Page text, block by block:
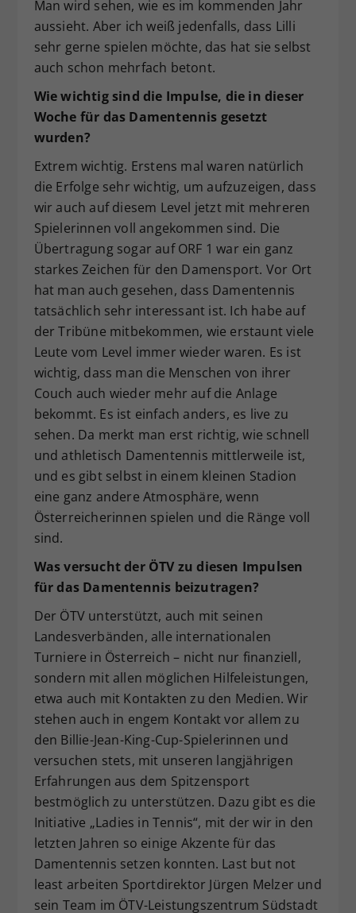
Man wird sehen, wie es im kommenden Jahr
aussieht. Aber ich weiß jedenfalls, dass Lilli
sehr gerne spielen möchte, das hat sie selbst
auch schon mehrfach betont.
Wie wichtig sind die Impulse, die in dieser
Woche für das Damentennis gesetzt
wurden?
Extrem wichtig. Erstens mal waren natürlich
die Erfolge sehr wichtig, um aufzuzeigen, dass
wir auch auf diesem Level jetzt mit mehreren
Spielerinnen voll angekommen sind. Die
Übertragung sogar auf ORF 1 war ein ganz
starkes Zeichen für den Damensport. Vor Ort
hat man auch gesehen, dass Damentennis
tatsächlich sehr interessant ist. Ich habe auf
der Tribüne mitbekommen, wie erstaunt viele
Leute vom Level immer wieder waren. Es ist
wichtig, dass man die Menschen von ihrer
Couch auch wieder mehr auf die Anlage
bekommt. Es ist einfach anders, es live zu
sehen. Da merkt man erst richtig, wie schnell
und athletisch Damentennis mittlerweile ist,
und es gibt selbst in einem kleinen Stadion
eine ganz andere Atmosphäre, wenn
Österreicherinnen spielen und die Ränge voll
sind.
Was versucht der ÖTV zu diesen Impulsen
für das Damentennis beizutragen?
Der ÖTV unterstützt, auch mit seinen
Landesverbänden, alle internationalen
Turniere in Österreich – nicht nur finanziell,
sondern mit allen möglichen Hilfeleistungen,
etwa auch mit Kontakten zu den Medien. Wir
stehen auch in engem Kontakt vor allem zu
den Billie-Jean-King-Cup-Spielerinnen und
versuchen stets, mit unseren langjährigen
Erfahrungen aus dem Spitzensport
bestmöglich zu unterstützen. Dazu gibt es die
Initiative „Ladies in Tennis“, mit der wir in den
letzten Jahren so einige Akzente für das
Damentennis setzen konnten. Last but not
least arbeiten Sportdirektor Jürgen Melzer und
sein Team im ÖTV-Leistungszentrum Südstadt